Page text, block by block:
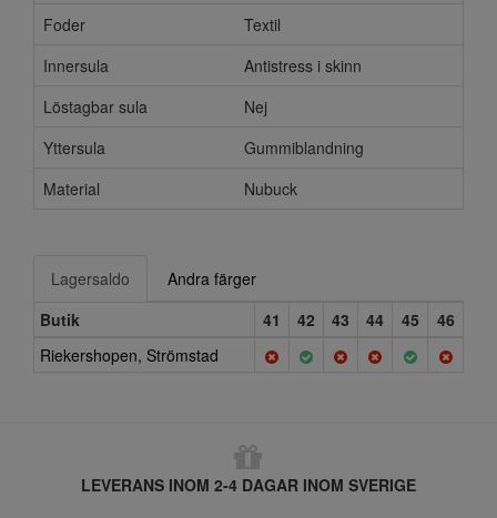
Foder
Textil
Innersula
Antistress i skinn
Löstagbar sula
Nej
Yttersula
Gummiblandning
Material
Nubuck
Lagersaldo
Andra färger
Butik
41 42 43 44 45
46
Riekershopen, Strömstad
LEVERANS INOM 2-4 DAGAR INOM SVERIGE